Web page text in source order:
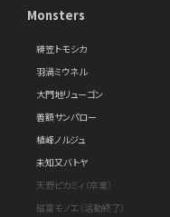
Monsters
緋笠トモシカ
羽渦ミウネル
大門地リューゴン
善額サンパロー
植峰ノルジュ
未知又バトヤ
天野ピカミィ（卒業）
磁富モノエ（活動終了）